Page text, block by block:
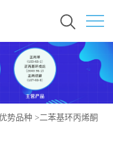
势品种 >二苯基环丙烯酮